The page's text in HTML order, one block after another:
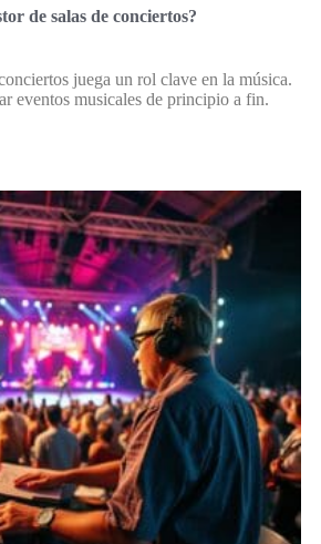
de salas de conciertos?
juega un rol clave en la música.
eventos musicales de principio a fin.